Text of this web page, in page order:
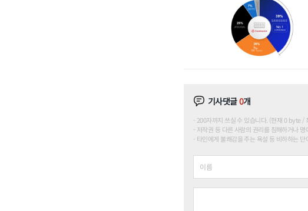
기사댓글0개
200자까지 쓰실 수 있습니다. (현재 0 byte /
저작권 등 다른 사람의 권리를 침해하거나
타인에게 불쾌감을 주는 욕설 등 비하하는